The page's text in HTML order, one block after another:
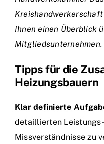
Ihnen einen Überblick
Mitgliedsunternehmen.
Tipps für die
Heizungsbauern
Klar definierte
detaillierten
Missverständnisse zu